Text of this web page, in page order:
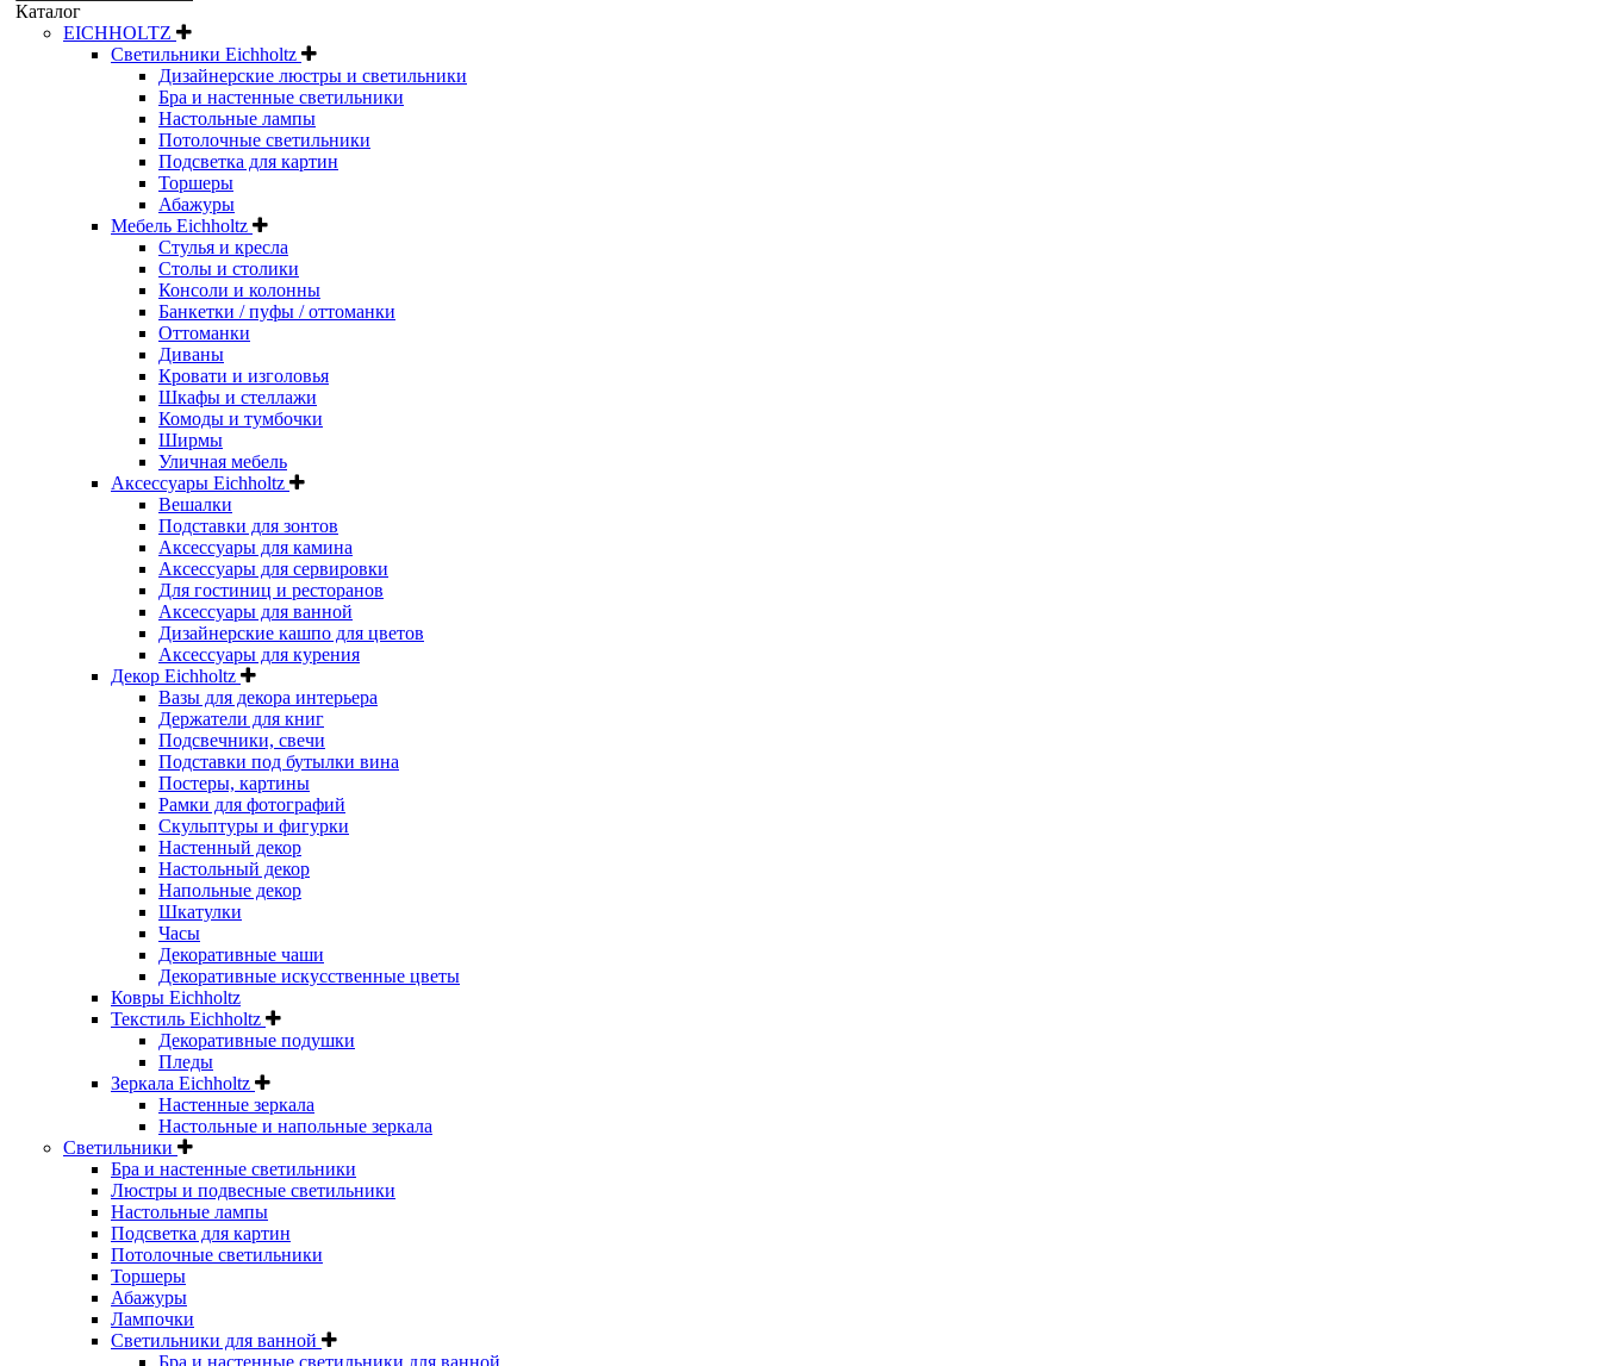
Каталог
EICHHOLTZ
Светильники Eichholtz
Дизайнерские люстры и светильники
Бра и настенные светильники
Настольные лампы
Потолочные светильники
Подсветка для картин
Торшеры
Абажуры
Мебель Eichholtz
Стулья и кресла
Столы и столики
Консоли и колонны
Банкетки / пуфы / оттоманки
Оттоманки
Диваны
Кровати и изголовья
Шкафы и стеллажи
Комоды и тумбочки
Ширмы
Уличная мебель
Аксессуары Eichholtz
Вешалки
Подставки для зонтов
Аксессуары для камина
Аксессуары для сервировки
Для гостиниц и ресторанов
Аксессуары для ванной
Дизайнерские кашпо для цветов
Аксессуары для курения
Декор Eichholtz
Вазы для декора интерьера
Держатели для книг
Подсвечники, свечи
Подставки под бутылки вина
Постеры, картины
Рамки для фотографий
Скульптуры и фигурки
Настенный декор
Настольный декор
Напольные декор
Шкатулки
Часы
Декоративные чаши
Декоративные искусственные цветы
Ковры Eichholtz
Текстиль Eichholtz
Декоративные подушки
Пледы
Зеркала Eichholtz
Настенные зеркала
Настольные и напольные зеркала
Светильники
Бра и настенные светильники
Люстры и подвесные светильники
Настольные лампы
Подсветка для картин
Потолочные светильники
Торшеры
Абажуры
Лампочки
Светильники для ванной
Бра и настенные светильники для ванной